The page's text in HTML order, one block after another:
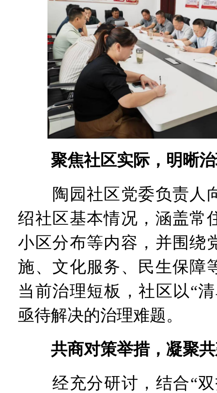
聚焦社区实际，明晰
陶园社区党委负责人
绍社区基本情况，涵盖常
小区分布等内容，并围绕
施、文化服务、民生保障
当前治理短板，社区以“
亟待解决的治理难题。
共商对策举措，凝聚
经充分研讨，结合“双